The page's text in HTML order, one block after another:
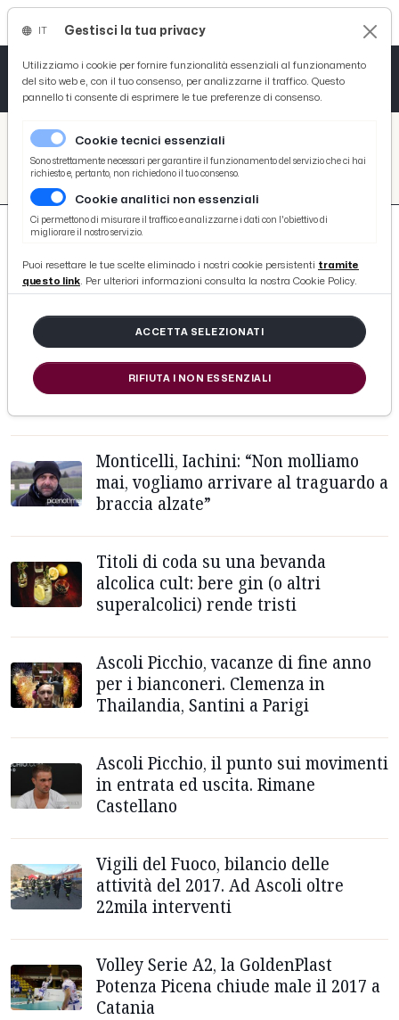
/ Picenotime
/ search
/
''Donna al volante, pericolo
costante...''. Statistiche sfatano il
vecchio adagio
Monticelli, Iachini: “Non molliamo
mai, vogliamo arrivare al traguardo a
braccia alzate”
Titoli di coda su una bevanda
alcolica cult: bere gin (o altri
superalcolici) rende tristi
Ascoli Picchio, vacanze di fine anno
per i bianconeri. Clemenza in
Thailandia, Santini a Parigi
Ascoli Picchio, il punto sui movimenti
in entrata ed uscita. Rimane
Castellano
Vigili del Fuoco, bilancio delle
attività del 2017. Ad Ascoli oltre
22mila interventi
Volley Serie A2, la GoldenPlast
Potenza Picena chiude male il 2017 a
Catania
Gestisci la tua privacy
Utilizziamo i cookie per fornire funzionalità essenziali al funzionamento
del sito web e, con il tuo consenso, per analizzarne il traffico. Questo
pannello ti consente di esprimere le tue preferenze di consenso.
Cookie tecnici essenziali
Sono strettamente necessari per garantire il funzionamento del servizio che ci hai
richiesto e, pertanto, non richiedono il tuo consenso.
Cookie analitici non essenziali
Ci permettono di misurare il traffico e analizzarne i dati con l'obiettivo di
migliorare il nostro servizio.
Puoi resettare le tue scelte eliminado i nostri cookie persistenti tramite
questo link. Per ulteriori informazioni consulta la nostra Cookie Policy.
ACCETTA SELEZIONATI
RIFIUTA I NON ESSENZIALI
Tutto News
Tutto Sport
Basket
Ciclismo
Tutto Curiosità